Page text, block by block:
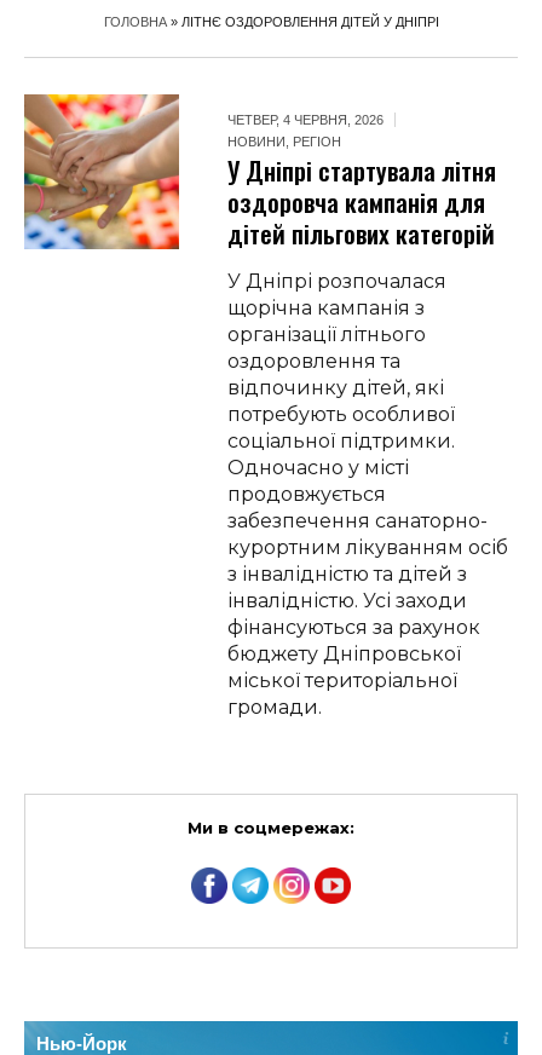
ГОЛОВНА» ЛІТНЄ ОЗДОРОВЛЕННЯ ДІТЕЙ У ДНІПРІ
ЧЕТВЕР, 4 ЧЕРВНЯ, 2026
НОВИНИ
РЕГІОН
У Дніпрі стартувала літня
оздоровча кампанія для
дітей пільгових категорій
У Дніпрі розпочалася
щорічна кампанія з
організації літнього
оздоровлення та
відпочинку дітей, які
потребують особливої
соціальної підтримки.
Одночасно у місті
продовжується
забезпечення санаторно-
курортним лікуванням осіб
з інвалідністю та дітей з
інвалідністю. Усі заходи
фінансуються за рахунок
бюджету Дніпровської
міської територіальної
громади.
Ми в соцмережах:
Нью-Йорк